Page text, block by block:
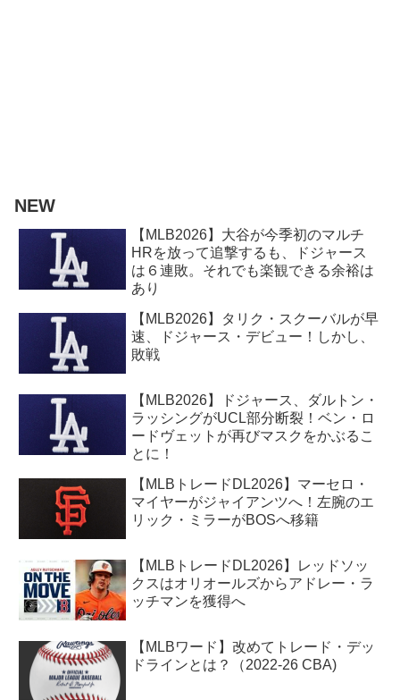
NEW
【MLB2026】大谷が今季初のマルチ
HRを放って追撃するも、ドジャース
は６連敗。それでも楽観できる余裕は
あり
【MLB2026】タリク・スクーバルが早
速、ドジャース・デビュー！しかし、
敗戦
【MLB2026】ドジャース、ダルトン・
ラッシングがUCL部分断裂！ベン・ロ
ードヴェットが再びマスクをかぶるこ
とに！
【MLBトレードDL2026】マーセロ・
マイヤーがジャイアンツへ！左腕のエ
リック・ミラーがBOSへ移籍
【MLBトレードDL2026】レッドソッ
クスはオリオールズからアドレー・ラ
ッチマンを獲得へ
【MLBワード】改めてトレード・デッ
ドラインとは？（2022-26 CBA)